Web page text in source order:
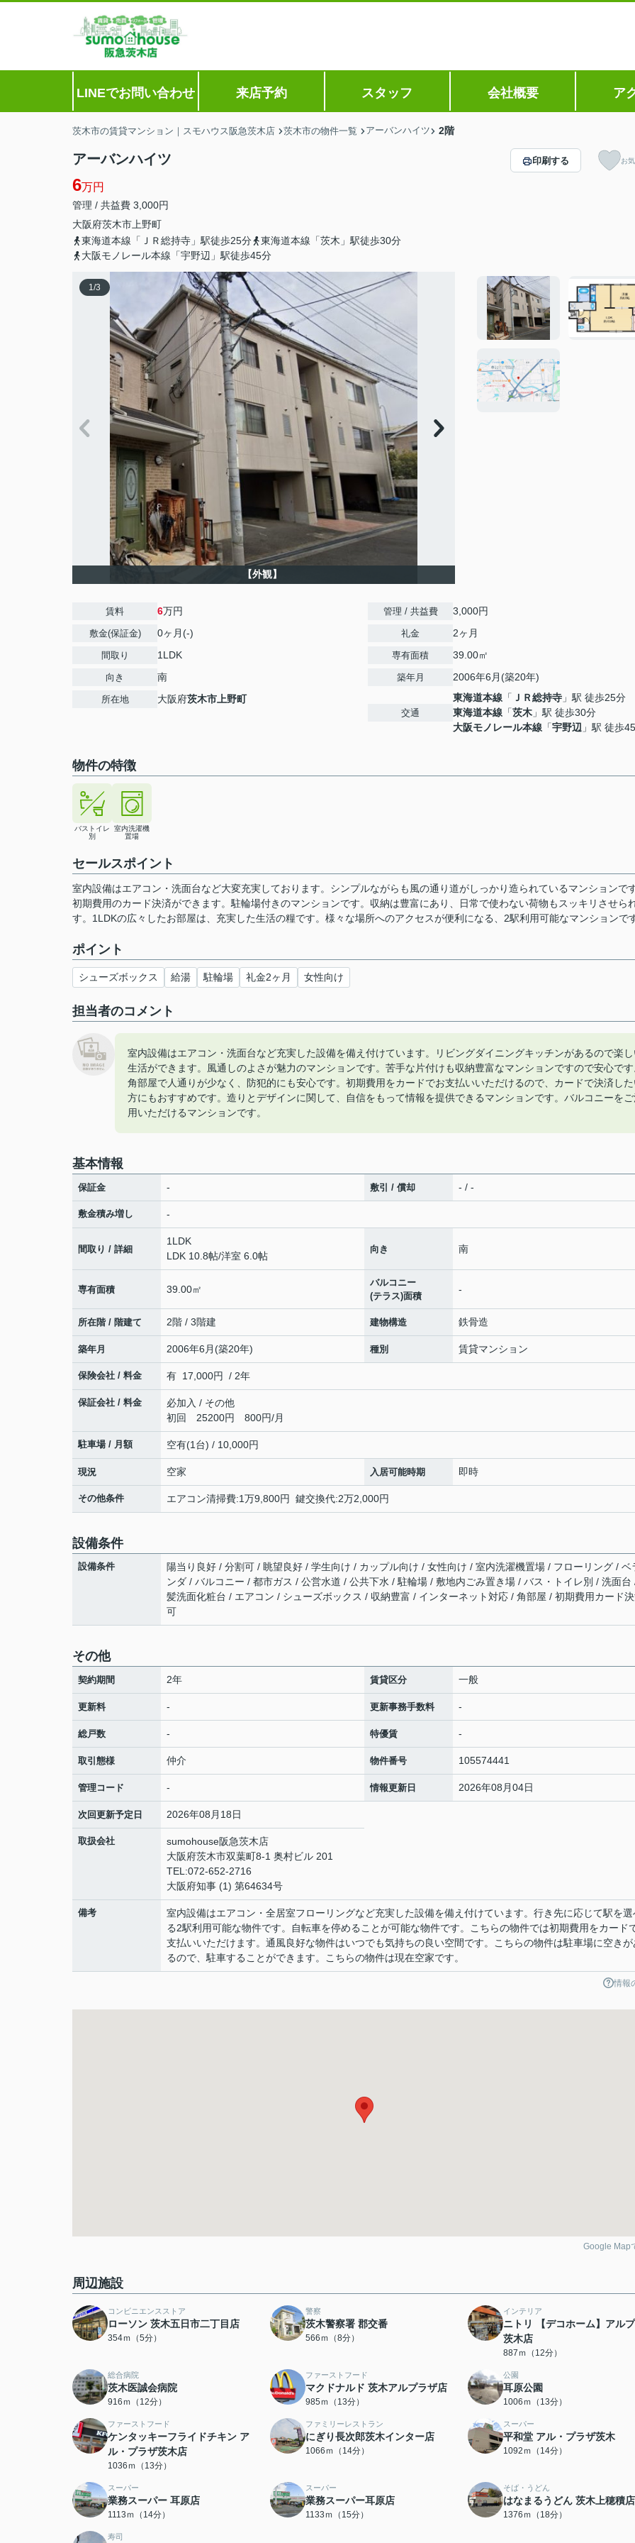
LINEでお問い合わせ 来店予約 スタッフ 会社概要 ア
茨木市の賃貸マンション｜スモハウス阪急茨木店 茨木市の物件一覧 アーバンハイツ 2階
アーバンハイツ
6万円
管理 / 共益費 3,000円
大阪府茨木市 上野町
東海道本線「ＪＲ総持寺」駅徒歩25分
東海道本線「茨木」駅徒歩30分
大阪モノレール本線「宇野辺」駅徒歩45分
印刷する お
1/3
【外観】
賃料 6万円
敷金(保証金) 0ヶ月(-)
間取り 1LDK
向き 南
所在地 大阪府茨木市 上野町
管理 / 共益費 3,000円
礼金 2ヶ月
専有面積 39.00㎡
築年月 2006年6月(築20年)
交通
東海道本線 「 ＪＲ総持寺 」駅 徒歩25分
東海道本線 「茨木 」駅 徒歩30分
大阪モノレール本線 「宇野辺 」駅 徒歩
物件の特徴
バストイレ
別
室内洗濯機
置場
セールスポイント
室内設備はエアコン・洗面台など大変充実しております。シンプルながらも風の通り道がしっかり造られているマンションで
初期費用のカード決済ができます。駐輪場付きのマンションです。収納は豊富にあり、日常で使わない荷物もスッキリさせら
す。1LDKの広々したお部屋は、充実した生活の糧です。様々な場所へのアクセスが便利になる、2駅利用可能なマンションで
ポイント
シューズボックス 給湯 駐輪場 礼金2ヶ月 女性向け
担当者のコメント
室内設備はエアコン・洗面台など充実した設備を備え付けています。リビングダイニングキッチンがあるので楽
生活ができます。風通しのよさが魅力のマンションです。苦手な片付けも収納豊富なマンションですので安心で
角部屋で人通りが少なく、防犯的にも安心です。初期費用をカードでお支払いいただけるので、カードで決済し
方にもおすすめです。造りとデザインに関して、自信をもって情報を提供できるマンションです。バルコニーを
用いただけるマンションです。
基本情報
保証金 - 敷引 / 償却 - / -
敷金積み増し -
間取り / 詳細
1LDK
LDK 10.8帖/洋室 6.0帖
向き 南
専有面積 39.00㎡
バルコニー
(テラス)面積
-
所在階 / 階建て 2階 / 3階建 建物構造 鉄骨造
築年月 2006年6月(築20年) 種別 賃貸マンション
保険会社 / 料金 有 17,000円 / 2年
保証会社 / 料金
必加入 / その他
初回 25200円 800円/月
駐車場 / 月額 空有(1台) / 10,000円
現況 空家 入居可能時期 即時
その他条件 エアコン清掃費:1万9,800円 鍵交換代:2万2,000円
設備条件
設備条件
陽当り良好 / 分割可 / 眺望良好 / 学生向け / カップル向け / 女性向け / 室内洗濯機置場 / フローリング / ベ
ンダ / バルコニー / 都市ガス / 公営水道 / 公共下水 / 駐輪場 / 敷地内ごみ置き場 / バス・トイレ別 / 洗面台
髪洗面化粧台 / エアコン / シューズボックス / 収納豊富 / インターネット対応 / 角部屋 / 初期費用カード
可
その他
契約期間 2年 賃貸区分 一般
更新料 - 更新事務手数料 -
総戸数 - 特優賃 -
取引態様 仲介 物件番号 105574441
管理コード - 情報更新日 2026年08月04日
次回更新予定日 2026年08月18日
取扱会社
sumohouse阪急茨木店
大阪府茨木市双葉町8-1 奥村ビル 201
TEL:072-652-2716
大阪府知事 (1) 第64634号
備考
室内設備はエアコン・全居室フローリングなど充実した設備を備え付けています。行き先に応じて駅を選
る2駅利用可能な物件です。自転車を停めることが可能な物件です。こちらの物件では初期費用をカード
支払いいただけます。通風良好な物件はいつでも気持ちの良い空間です。こちらの物件は駐車場に空きが
るので、駐車することができます。こちらの物件は現在空家です。
情報
Google Map
周辺施設
コンビニエンスストア
ローソン 茨木五日市二丁目店
354ｍ（5分）
警察
茨木警察署 郡交番
566ｍ（8分）
インテリア
ニトリ 【デコホーム】アル
茨木店
887ｍ（12分）
総合病院
茨木医誠会病院
916ｍ（12分）
ファーストフード
マクドナルド 茨木アルプラザ店
985ｍ（13分）
公園
耳原公園
1006ｍ（13分）
ファーストフード
ケンタッキーフライドチキン ア
ル・プラザ茨木店
1036ｍ（13分）
ファミリーレストラン
にぎり長次郎茨木インター店
1066ｍ（14分）
スーパー
平和堂 アル・プラザ茨木
1092ｍ（14分）
スーパー
業務スーパー 耳原店
1113ｍ（14分）
スーパー
業務スーパー耳原店
1133ｍ（15分）
そば・うどん
はなまるうどん 茨木上穂積店
1376ｍ（18分）
寿司